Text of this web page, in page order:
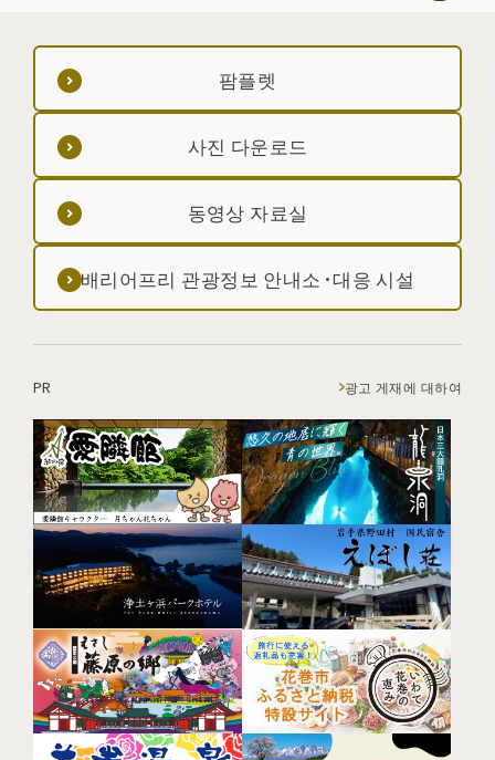
팜플렛
사진 다운로드
동영상 자료실
배리어프리 관광정보 안내소·대응 시설
PR 광고 게재에 대하여